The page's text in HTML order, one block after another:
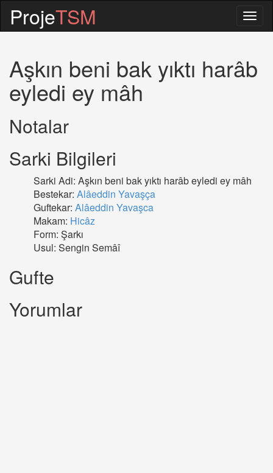
ProjeTSM
Aşkın beni bak yıktı harâb
eyledi ey mâh
Notalar
Sarki Bilgileri
Sarki Adi: Aşkın beni bak yıktı harâb eyledi ey mâh
Bestekar: Alâeddin Yavaşça
Guftekar: Alâeddin Yavaşca
Makam: Hicâz
Form: Şarkı
Usul: Sengin Semâî
Gufte
Yorumlar